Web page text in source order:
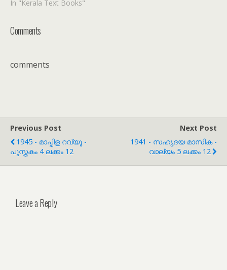
In "Kerala Text Books"
Comments
comments
Previous Post
1945 - മാപ്പിള റവ്യൂ -
പുസ്തകം 4 ലക്കം 12
Next Post
1941 - സഹൃദയ മാസിക -
വാല്യം 5 ലക്കം 12
Leave a Reply